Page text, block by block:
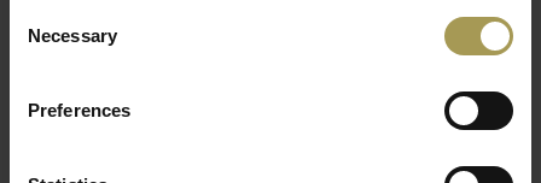
Selection
Necessary
Preferences
uitzonderlijk stille ervaring. De
deur met houten handgreep
Elke telefooncel wordt geleverd met
professionele installatie
kan je kantoor binnen enkele